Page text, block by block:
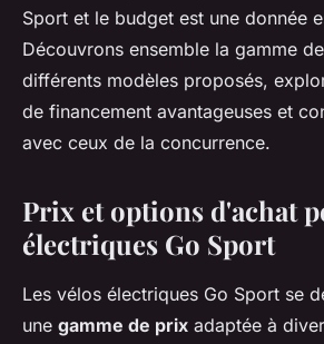
Sport et le budget est une donnée
Découvrons ensemble la gamme
différents modèles proposés,
de financement avantageuses et
avec ceux de la concurrence.
Prix et options d'achat
électriques Go Sport
Les vélos électriques Go Sport se
une gamme de prix adaptée à